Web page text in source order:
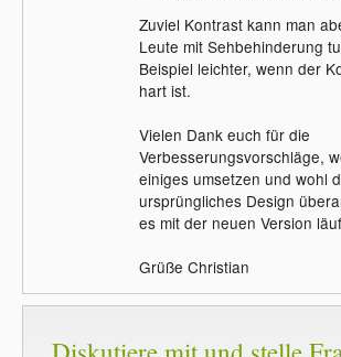
Zuviel Kontrast kann man
Leute mit Sehbehinderung
Beispiel leichter, wenn der
hart ist.
Vielen Dank euch für die
Verbesserungsvorschläge,
einiges umsetzen und wohl
ursprüngliches Design
es mit der neuen Version
Grüße Christian